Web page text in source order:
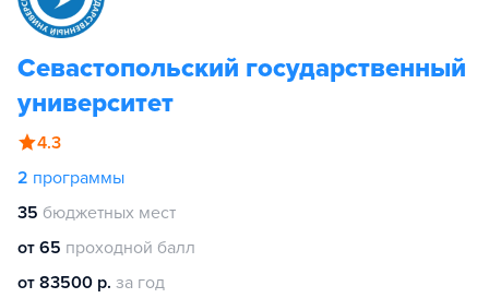
Севастопольский государственный
университет
4.3
2 программы
35 бюджетных мест
от 65 проходной балл
от 83500 р. за год